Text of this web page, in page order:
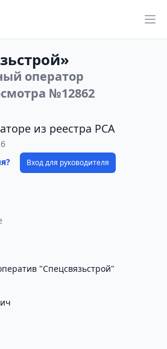
оператор
№12862
из реестра РСА
Вход для руководителя
"Спецсвязьстрой"